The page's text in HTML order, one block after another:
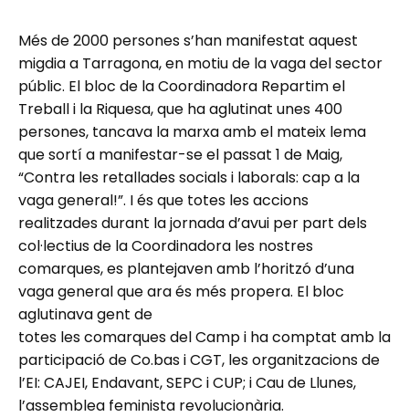
Més de 2000 persones s’han manifestat aquest
migdia a Tarragona, en motiu de la vaga del sector
públic. El bloc de la Coordinadora Repartim el
Treball i la Riquesa, que ha aglutinat unes 400
persones, tancava la marxa amb el mateix lema
que sortí a manifestar-se el passat 1 de Maig,
“Contra les retallades socials i laborals: cap a la
vaga general!”. I és que totes les accions
realitzades durant la jornada d’avui per part dels
col·lectius de la Coordinadora les nostres
comarques, es plantejaven amb l’horitzó d’una
vaga general que ara és més propera. El bloc
aglutinava gent de
totes les comarques del Camp i ha comptat amb la
participació de Co.bas i CGT, les organitzacions de
l’EI: CAJEI, Endavant, SEPC i CUP; i Cau de Llunes,
l’assemblea feminista revolucionària.